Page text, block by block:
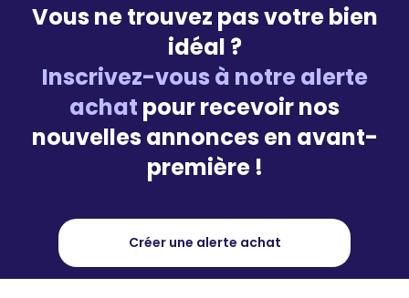
Vous ne trouvez pas votre bien
idéal ?
Inscrivez-vous à notre alerte
achat pour recevoir nos
nouvelles annonces en avant-
première !
Créer une alerte achat